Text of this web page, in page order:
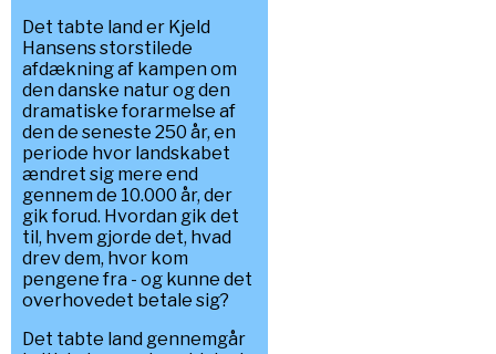
Det tabte land er Kjeld
Hansens storstilede
afdækning af kampen om
den danske natur og den
dramatiske forarmelse af
den de seneste 250 år, en
periode hvor landskabet
ændret sig mere end
gennem de 10.000 år, der
gik forud. Hvordan gik det
til, hvem gjorde det, hvad
drev dem, hvor kom
pengene fra - og kunne det
overhovedet betale sig?
Det tabte land gennemgår